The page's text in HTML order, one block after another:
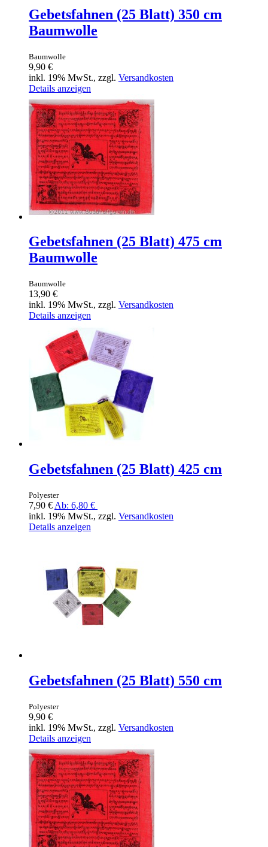
Gebetsfahnen (25 Blatt) 350 cm
Baumwolle
Baumwolle
9,90 €
inkl. 19% MwSt., zzgl. Versandkosten
Details anzeigen
Gebetsfahnen (25 Blatt) 475 cm
Baumwolle
Baumwolle
13,90 €
inkl. 19% MwSt., zzgl. Versandkosten
Details anzeigen
Gebetsfahnen (25 Blatt) 425 cm
Polyester
7,90 € Ab: 6,80 €
inkl. 19% MwSt., zzgl. Versandkosten
Details anzeigen
Gebetsfahnen (25 Blatt) 550 cm
Polyester
9,90 €
inkl. 19% MwSt., zzgl. Versandkosten
Details anzeigen